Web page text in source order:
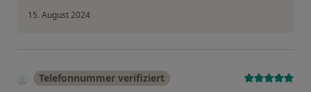
15. August 2024
Telefonnummer verifiziert